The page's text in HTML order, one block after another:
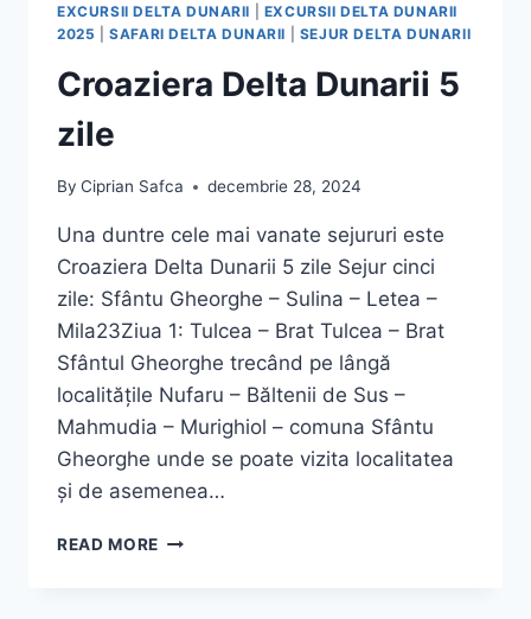
EXCURSII DELTA DUNARII
EXCURSII DELTA DUNARII
2025 |SAFARI DELTA DUNARII SEJUR DELTA DUNARII
Croaziera Delta Dunarii 5
zile
By Ciprian Safca decembrie 28, 2024
Una duntre cele mai vanate sejururi este
Croaziera Delta Dunarii 5 zile Sejur cinci
zile: Sfântu Gheorghe – Sulina – Letea –
Mila23Ziua 1: Tulcea – Brat Tulcea – Brat
Sfântul Gheorghe trecând pe lângă
localitățile Nufaru – Băltenii de Sus –
Mahmudia – Murighiol – comuna Sfântu
Gheorghe unde se poate vizita localitatea
și de asemenea…
READ MORE CROAZIERA